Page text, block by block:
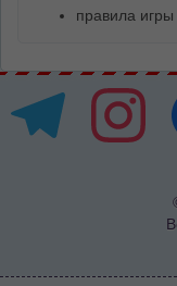
правила игры